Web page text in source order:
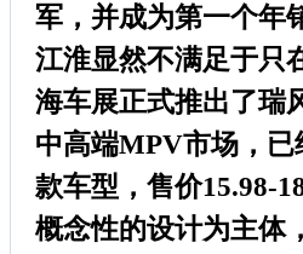
军，并成为第一个年
江淮显然不满足于只
海车展正式推出了
中高端MPV市场，
款车型，售价15.98-
概念性的设计为主体